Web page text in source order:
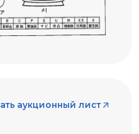
аукционный лист